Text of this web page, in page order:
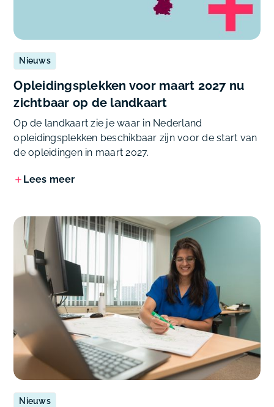
Nieuws
Opleidingsplekken voor maart 2027 nu
zichtbaar op de landkaart
Op de landkaart zie je waar in Nederland
opleidingsplekken beschikbaar zijn voor de start van
de opleidingen in maart 2027.
Lees meer
Nieuws